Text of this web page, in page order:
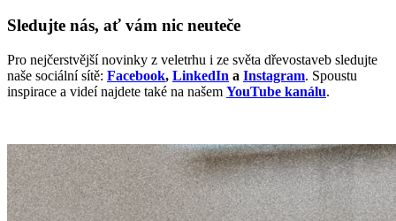
Sledujte nás, ať vám nic neuteče
Pro nejčerstvější novinky z veletrhu i ze světa dřevostaveb sledujte
naše sociální sítě: Facebook, LinkedIn a Instagram. Spoustu
inspirace a videí najdete také na našem YouTube kanálu.